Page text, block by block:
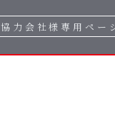
協力会社様専用ペー